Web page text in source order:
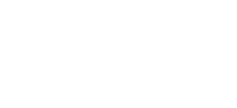
de 5, 18 avaliações